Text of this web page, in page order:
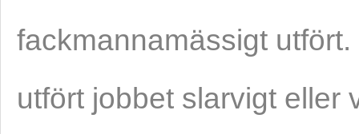
fackmannamässigt
utfört jobbet slarvigt eller